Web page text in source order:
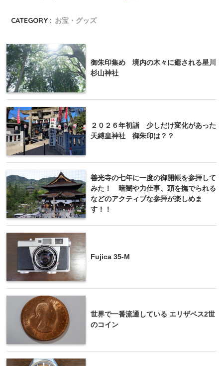
CATEGORY : お宝・グッズ
御朱印集め 境内の木々に癒される星川
杉山神社
２０２６年初詣 少しだけ変化があった
天縛皇神社 御朱印は？？
善光寺の七年に一度の御開帳を参拝して
みた！ 暗闇や力仕事、頭を撫でられる
などのアクティブな参拝が楽しめま
す！！
Fujica 35-M
世界で一番流通している エリザベス2世
のコイン